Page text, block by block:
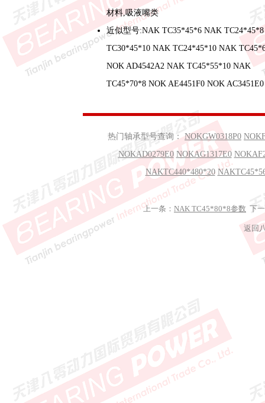
材料,吸液嘴类
近似型号:NAK TC35*45*6 NAK
TC30*45*10 NAK TC24*45*10 NAK
NOK AD4542A2 NAK TC45*55*10 NAK
TC45*70*8 NOK AE4451F0 NOK AC3451E0
热门轴承型号查询： NOKGW0318P0
NOKAD0279E0 NOKAG1317E0
NAKTC440*480*20
上一条： NAK TC45*80*8参数 下
返回